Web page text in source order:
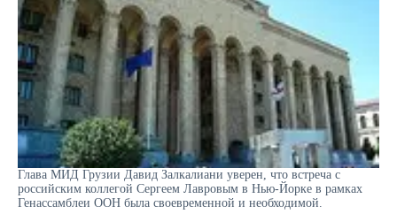
Глава МИД Грузии Давид Залкалиани уверен, что встреча с
российским коллегой Сергеем Лавровым в Нью-Йорке в рамках
Генассамблеи ООН была своевременной и необходимой.